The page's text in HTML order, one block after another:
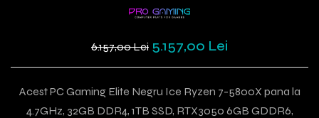
6.157,00 Lei 5.157,00 Lei
Acest PC Gaming Elite Negru Ice Ryzen 7-5800X pana la
4.7GHz, 32GB DDR4, 1TB SSD, RTX3050 6GB GDDR6,